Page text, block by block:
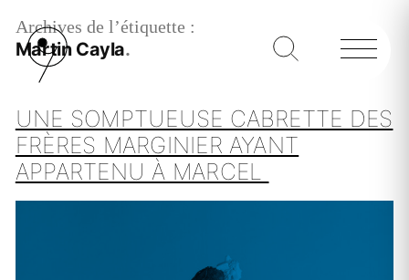
Archives de l’étiquette :
Martin Cayla
UNE SOMPTUEUSE CABRETTE DES
FRÈRES MARGINIER AYANT
APPARTENU À MARCEL